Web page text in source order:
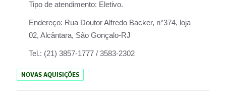
Tipo de atendimento: Eletivo.
Endereço: Rua Doutor Alfredo Backer, n°374, loja
02, Alcântara, São Gonçalo-RJ
Tel.: (21) 3857-1777 / 3583-2302
NOVAS AQUISIÇÕES